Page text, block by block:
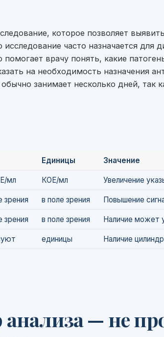
которое позволяет
исследование часто назначается
помогает врачу понять, какие
на необходимость назначения
занимает несколько дней,
Единицы Значение
мл КОЕ/мл Увеличение
зрения в поле зрения Повышение
зрения в поле зрения Наличие может
единицы Наличие
— не